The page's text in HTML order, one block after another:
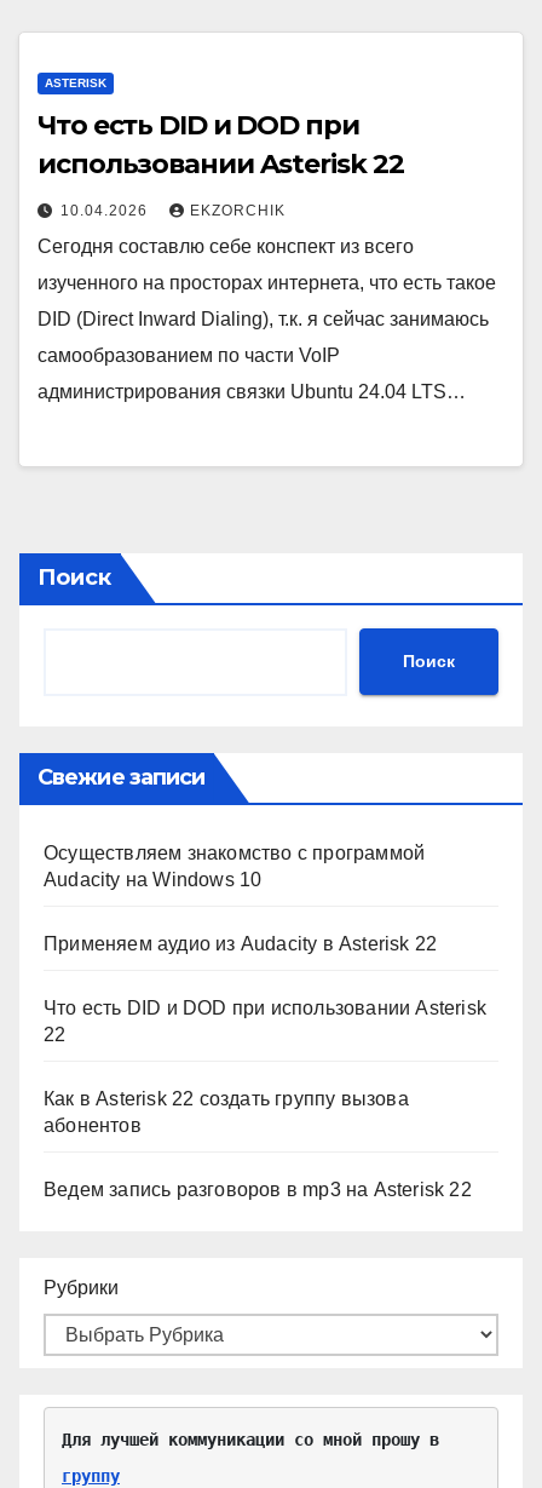
ASTERISK
Что есть DID и DOD при
использовании Asterisk 22
10.04.2026 EKZORCHIK
Сегодня составлю себе конспект из всего
изученного на просторах интернета, что есть такое
DID (Direct Inward Dialing), т.к. я сейчас занимаюсь
самообразованием по части VoIP
администрирования связки Ubuntu 24.04 LTS…
Поиск
Поиск
Свежие записи
Осуществляем знакомство с программой
Audacity на Windows 10
Применяем аудио из Audacity в Asterisk 22
Что есть DID и DOD при использовании Asterisk
22
Как в Asterisk 22 создать группу вызова
абонентов
Ведем запись разговоров в mp3 на Asterisk 22
Рубрики
группу